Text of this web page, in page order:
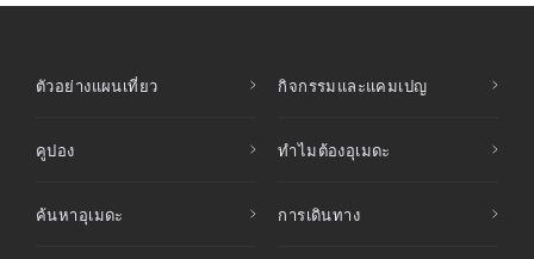
ตัวอย่างแผนเที่ยว กิจกรรมและแคมเปญ
คูปอง ทำไมต้องอุเมดะ
ค้นหาอุเมดะ การเดินทาง